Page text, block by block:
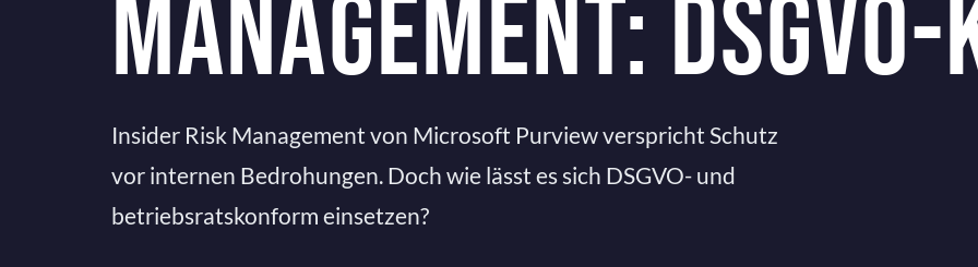
MANAGEMENT:
Insider Risk Management von Microsoft Purview verspricht Schutz
vor internen Bedrohungen. Doch wie lässt es sich DSGVO- und
betriebsratskonform einsetzen?